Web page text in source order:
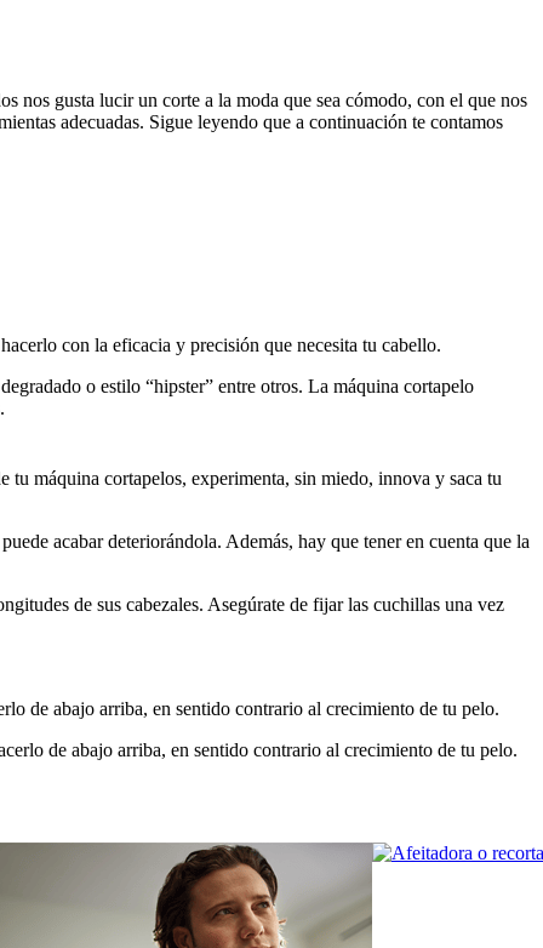
nos gusta lucir un corte a la moda que sea cómodo, con el que nos
adecuadas. Sigue leyendo que a continuación te contamos
con la eficacia y precisión que necesita tu cabello.
o estilo “hipster” entre otros. La máquina cortapelo
tu máquina cortapelos, experimenta, sin miedo, innova y saca tu
acabar deteriorándola. Además, hay que tener en cuenta que la
de sus cabezales. Asegúrate de fijar las cuchillas una vez
de abajo arriba, en sentido contrario al crecimiento de tu pelo.
de abajo arriba, en sentido contrario al crecimiento de tu pelo.